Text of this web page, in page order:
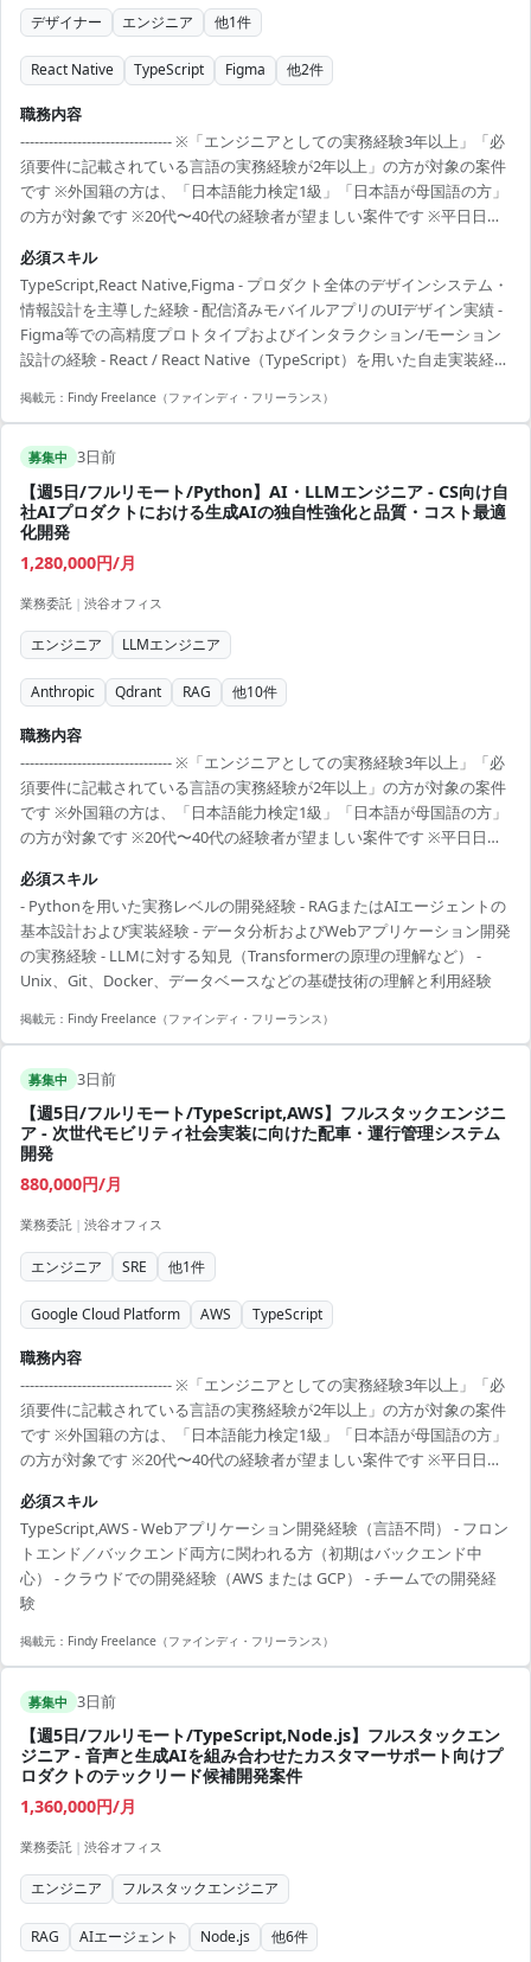
デザイナー エンジニア 他1件
React Native TypeScript Figma 他2件
職務内容
-------------------------------- ※「エンジニアとしての実務経験3年以上」「必
須要件に記載されている言語の実務経験が2年以上」の方が対象の案件
です ※外国籍の方は、「日本語能力検定1級」「日本語が母国語の方」
の方が対象です ※20代〜40代の経験者が望ましい案件です ※平日日中
いる方は、直接ご連絡いただいた方がスムーズです ----------------------------
---- - プロダクト全体のデザインシステムおよび情報設計の主導・構築 -
モバイルアプリのUI/UXデザインおよびFigmaを用いた高...
必須スキル
TypeScript,React Native,Figma - プロダクト全体のデザインシステム・
情報設計を主導した経験 - 配信済みモバイルアプリのUIデザイン実績 -
Figma等での高精度プロトタイプおよびインタラクション/モーション
設計の経験 - React / React Native（TypeScript）を用いた自走実装経
掲載元： Findy Freelance（ファインディ・フリーランス）
募集中 3日前
【週5日/フルリモート/Python】AI・LLMエンジニア - CS向け自
社AIプロダクトにおける生成AIの独自性強化と品質・コスト最適
化開発
1,280,000円/月
業務委託 | 渋谷オフィス
エンジニア LLMエンジニア
Anthropic Qdrant RAG 他10件
職務内容
-------------------------------- ※「エンジニアとしての実務経験3年以上」「必
須要件に記載されている言語の実務経験が2年以上」の方が対象の案件
です ※外国籍の方は、「日本語能力検定1級」「日本語が母国語の方」
の方が対象です ※20代〜40代の経験者が望ましい案件です ※平日日中
いる方は、直接ご連絡いただいた方がスムーズです ----------------------------
---- - LLM連携（OpenAI/Anthropic等）およびモデル選択、プロンプト
最適化、評価 - ベクトル検索（Qdrant）を用...
必須スキル
- Pythonを用いた実務レベルの開発経験 - RAGまたはAIエージェントの
基本設計および実装経験 - データ分析およびWebアプリケーション開発
の実務経験 - LLMに対する知見（Transformerの原理の理解など） -
Unix、Git、Docker、データベースなどの基礎技術の理解と利用経験
掲載元： Findy Freelance（ファインディ・フリーランス）
募集中 3日前
【週5日/フルリモート/TypeScript,AWS】フルスタックエンジニ
ア - 次世代モビリティ社会実装に向けた配車・運行管理システム
開発
880,000円/月
業務委託 | 渋谷オフィス
エンジニア SRE 他1件
Google Cloud Platform AWS TypeScript
職務内容
-------------------------------- ※「エンジニアとしての実務経験3年以上」「必
須要件に記載されている言語の実務経験が2年以上」の方が対象の案件
です ※外国籍の方は、「日本語能力検定1級」「日本語が母国語の方」
の方が対象です ※20代〜40代の経験者が望ましい案件です ※平日日中
いる方は、直接ご連絡いただいた方がスムーズです ----------------------------
---- - 配車・配送／運行管理システムの設計・開発・運用 - 車両データ
（車載由来データ等）を扱うアプリケーションの実装 - バック...
必須スキル
TypeScript,AWS - Webアプリケーション開発経験（言語不問） - フロン
トエンド／バックエンド両方に関われる方（初期はバックエンド中
心） - クラウドでの開発経験（AWS または GCP） - チームでの開発経
験
掲載元： Findy Freelance（ファインディ・フリーランス）
募集中 3日前
【週5日/フルリモート/TypeScript,Node.js】フルスタックエン
ジニア - 音声と生成AIを組み合わせたカスタマーサポート向けプ
ロダクトのテックリード候補開発案件
1,360,000円/月
業務委託 | 渋谷オフィス
エンジニア フルスタックエンジニア
RAG AIエージェント Node.js 他6件